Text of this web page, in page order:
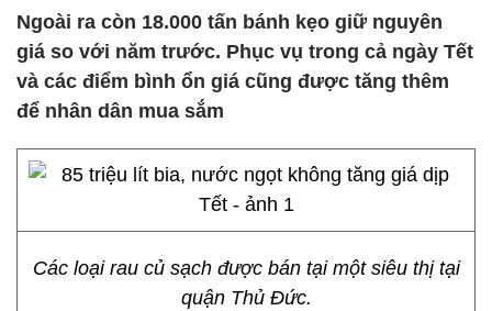
Ngoài ra còn 18.000 tấn bánh kẹo giữ nguyên
giá so với năm trước. Phục vụ trong cả ngày Tết
và các điểm bình ổn giá cũng được tăng thêm
để nhân dân mua sắm
Các loại rau củ sạch được bán tại một siêu thị tại
quận Thủ Đức.